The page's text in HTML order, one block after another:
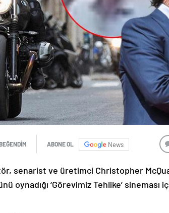
ABONE OL News
senarist ve üretimci Christopher
oynadığı ‘Görevimiz Tehlike’